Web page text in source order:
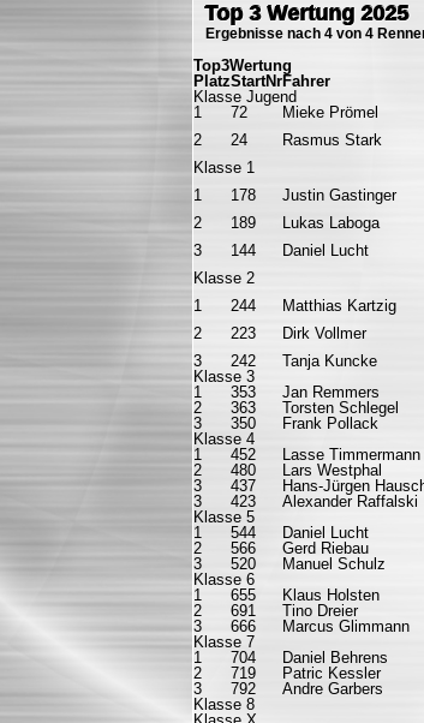
Top 3 Wertung 2025
Ergebnisse nach 4 von 4
Top3Wertung
PlatzStartNrFahrer
Klasse Jugend
1
72 Mieke Prömel
2
24 Rasmus Stark
Klasse 1
1
178 Justin Gastinger
2
189 Lukas Laboga
3
144 Daniel Lucht
Klasse 2
1
244 Matthias Kartzig
2
223 Dirk Vollmer
3
242 Tanja Kuncke
Klasse 3
1
353 Jan Remmers
2
363 Torsten Schlegel
3
350 Frank Pollack
Klasse 4
1
452 Lasse Timmermann
2
480 Lars Westphal
3
437 Hans-Jürgen
3
423 Alexander Raffalski
Klasse 5
1
544 Daniel Lucht
2
566 Gerd Riebau
3
520 Manuel Schulz
Klasse 6
1
655 Klaus Holsten
2
691 Tino Dreier
3
666 Marcus Glimmann
Klasse 7
1
704 Daniel Behrens
2
719 Patric Kessler
3
792 Andre Garbers
Klasse 8